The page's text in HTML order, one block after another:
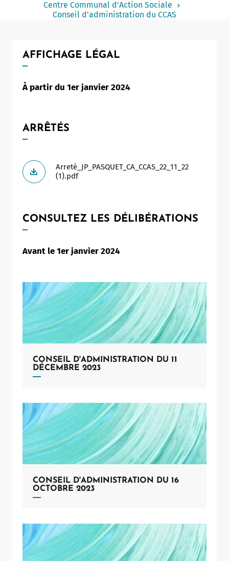
Notaire
Centre Communal d'Action Sociale
Conseil d'administration du CCAS
AFFICHAGE LÉGAL
À partir du 1er janvier 2024
ARRÊTÉS
Arreté_JP_PASQUET_CA_CCAS_22_11_22
(1).pdf
CONSULTEZ LES DÉLIBÉRATIONS
Avant le 1er janvier 2024
CONSEIL D'ADMINISTRATION DU 11
DÉCEMBRE 2023
CONSEIL D'ADMINISTRATION DU 16
OCTOBRE 2023